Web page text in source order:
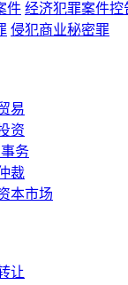
件 经济犯罪案件控
侵犯商业秘密罪
易
资
务
裁
本市场
让